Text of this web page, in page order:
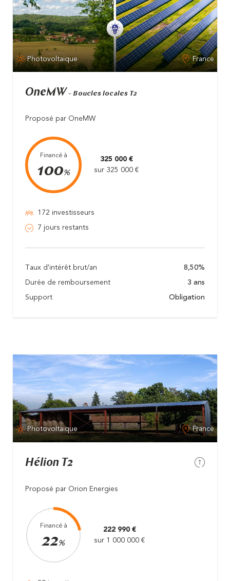
Photovoltaïque France
OneMW - Boucles locales T2
Proposé par OneMW
Financé à
100%
325 000 €
sur 325 000 €
172 investisseurs
7 jours restants
Taux d'intérêt brut/an 8,50%
Durée de remboursement 3 ans
Support Obligation
Photovoltaïque France
Hélion T2
Proposé par Orion Energies
Financé à
22%
222 990 €
sur 1 000 000 €